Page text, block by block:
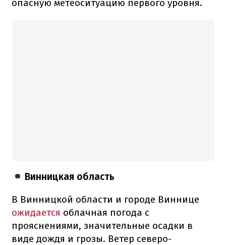
опасную метеоситуацию первого уровня.
Винницкая область
В Винницкой области и городе Виннице
ожидается облачная погода с
прояснениями, значительные осадки в
виде дождя и грозы. Ветер северо-